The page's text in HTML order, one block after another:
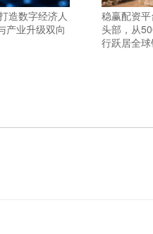
造数字经济人
产业升级双向
稳赢配资
头部，从
行跃居全